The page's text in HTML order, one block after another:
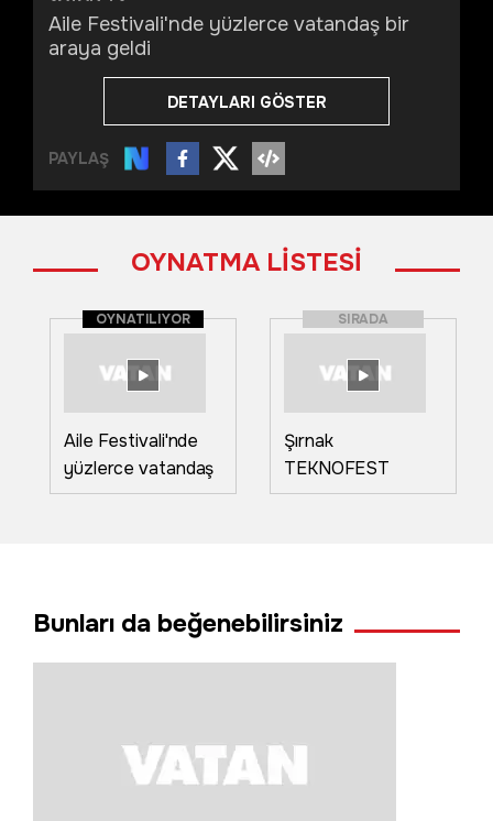
Aile Festivali'nde yüzlerce vatandaş bir
araya geldi
DETAYLARI GÖSTER
PAYLAŞ
OYNATMA LİSTESİ
OYNATILIYOR
Aile Festivali'nde
yüzlerce vatandaş
bir araya geldi
SIRADA
Şırnak
TEKNOFEST
heyecanına hazır
Bunları da beğenebilirsiniz